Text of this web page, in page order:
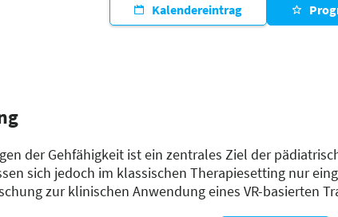
Kalendereintrag
der Gehfähigkeit ist ein zentrales Ziel der
sich jedoch im klassischen Therapiesetting nur
zur klinischen Anwendung eines VR-basierten